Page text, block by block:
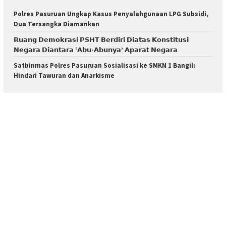
Polres Pasuruan Ungkap Kasus Penyalahgunaan LPG Subsidi,
Dua Tersangka Diamankan
𝗥𝘂𝗮𝗻𝗴 𝗗𝗲𝗺𝗼𝗸𝗿𝗮𝘀𝗶 𝗣𝗦𝗛𝗧 𝗕𝗲𝗿𝗱𝗶𝗿𝗶 𝗗𝗶𝗮𝘁𝗮𝘀 𝗞𝗼𝗻𝘀𝘁𝗶𝘁𝘂𝘀𝗶
𝗡𝗲𝗴𝗮𝗿𝗮 𝗗𝗶𝗮𝗻𝘁𝗮𝗿𝗮 ‘𝗔𝗯𝘂-𝗔𝗯𝘂𝗻𝘆𝗮’ 𝗔𝗽𝗮𝗿𝗮𝘁 𝗡𝗲𝗴𝗮𝗿𝗮
Satbinmas Polres Pasuruan Sosialisasi ke SMKN 1 Bangil:
Hindari Tawuran dan Anarkisme